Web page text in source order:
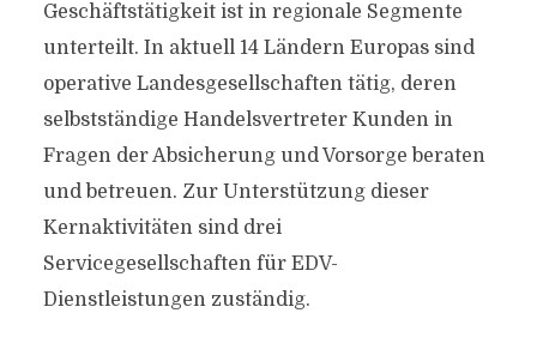
Geschäftstätigkeit ist in regionale Segmente
unterteilt. In aktuell 14 Ländern Europas sind
operative Landesgesellschaften tätig, deren
selbstständige Handelsvertreter Kunden in
Fragen der Absicherung und Vorsorge beraten
und betreuen. Zur Unterstützung dieser
Kernaktivitäten sind drei
Servicegesellschaften für EDV-
Dienstleistungen zuständig.